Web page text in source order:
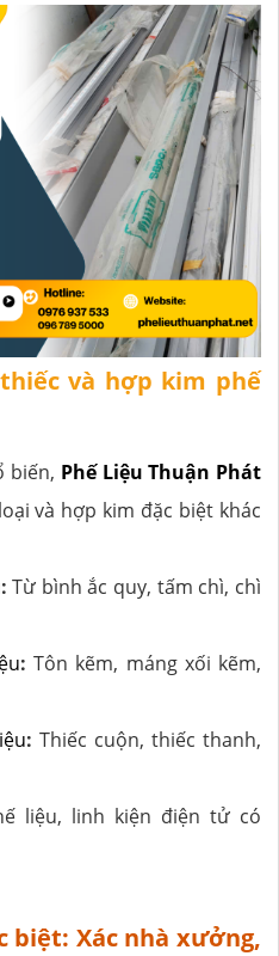
và hợp kim phế
biến, Phế Liệu Thuận Phát
và hợp kim đặc biệt khác
: Từ bình ắc quy, tấm chì, chì
: Tôn kẽm, máng xối kẽm,
: Thiếc cuộn, thiếc thanh,
liệu, linh kiện điện tử có
biệt: Xác nhà xưởng,